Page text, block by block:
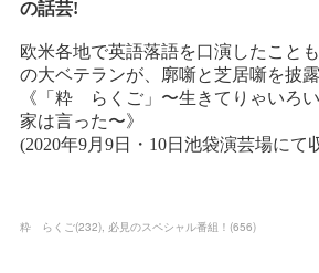
粋 らくご(232) 必見のスペシャル番組！ (656)